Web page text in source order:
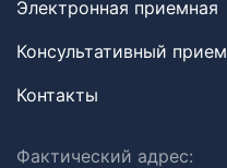
Электронная приемная
Консультативный прием
Контакты
Фактический адрес: